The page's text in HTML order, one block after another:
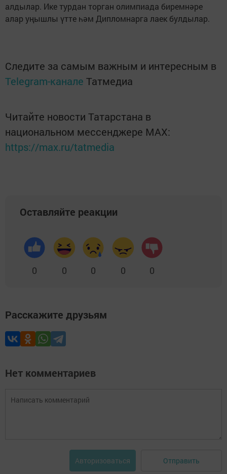
алдылар. Ике турдан торган олимпиада биремнәре
алар уңышлы үтте һәм Дипломнарга лаек булдылар.
Следите за самым важным и интересным в
Telegram-канале Татмедиа
Читайте новости Татарстана в
национальном мессенджере MАХ:
https://max.ru/tatmedia
Оставляйте реакции
0 0 0 0 0
Расскажите друзьям
Нет комментариев
Авторизоваться Отправить